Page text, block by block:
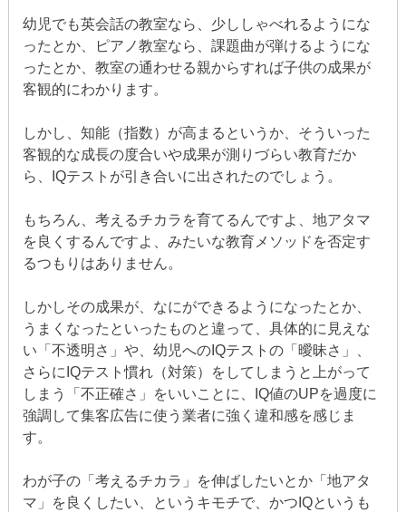
幼児でも英会話の教室なら、少ししゃべれるようにな
ったとか、ピアノ教室なら、課題曲が弾けるようにな
ったとか、教室の通わせる親からすれば子供の成果が
客観的にわかります。
しかし、知能（指数）が高まるというか、そういった
客観的な成長の度合いや成果が測りづらい教育だか
ら、IQテストが引き合いに出されたのでしょう。
もちろん、考えるチカラを育てるんですよ、地アタマ
を良くするんですよ、みたいな教育メソッドを否定す
るつもりはありません。
しかしその成果が、なにができるようになったとか、
うまくなったといったものと違って、具体的に見えな
い「不透明さ」や、幼児へのIQテストの「曖昧さ」、
さらにIQテスト慣れ（対策）をしてしまうと上がって
しまう「不正確さ」をいいことに、IQ値のUPを過度に
強調して集客広告に使う業者に強く違和感を感じま
す。
わが子の「考えるチカラ」を伸ばしたいとか「地アタ
マ」を良くしたい、というキモチで、かつIQというも